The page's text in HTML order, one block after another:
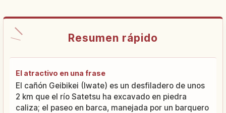
Resumen rápido
El atractivo en una frase
El cañón Geibikei (Iwate) es un desfiladero de unos
2 km que el río Satetsu ha excavado en piedra
caliza; el paseo en barca, manejada por un barquero